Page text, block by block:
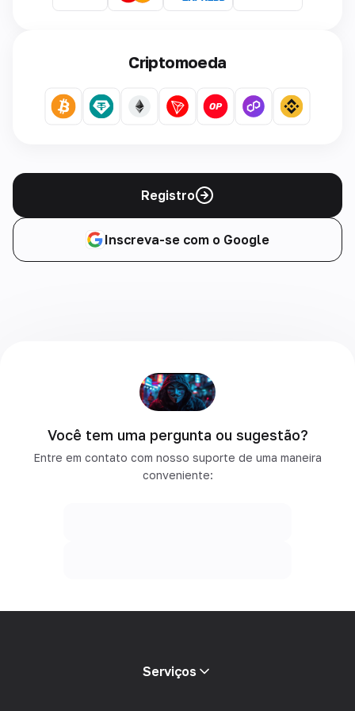
Criptomoeda
Registro
Inscreva-se com o Google
Você tem uma pergunta ou sugestão?
Entre em contato com nosso suporte de uma maneira
conveniente:
Serviços